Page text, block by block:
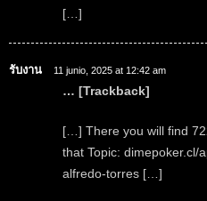
[…]
รับงาน 11 junio, 2025 at 12:42 am
… [Trackback]
[…] There you will find
that Topic: dimepoker.cl/
alfredo-torres […]